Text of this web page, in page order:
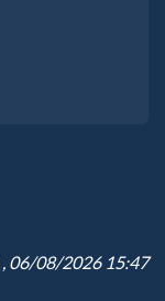
, 06/08/2026 15:47